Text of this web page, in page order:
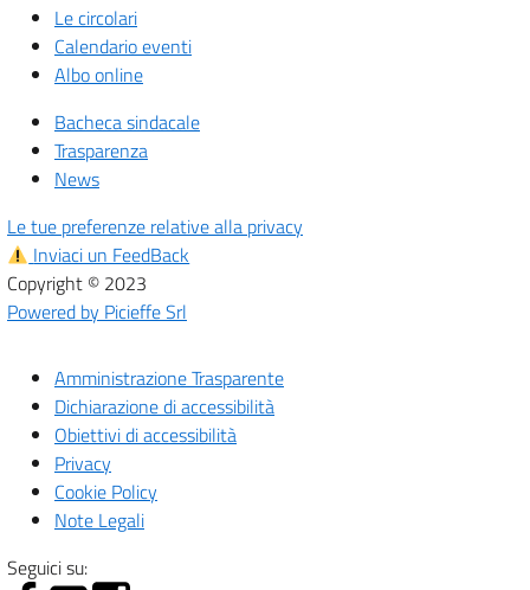
Le circolari
Calendario eventi
Albo online
Bacheca sindacale
Trasparenza
News
Le tue preferenze relative alla privacy
Inviaci un FeedBack
Copyright © 2023
Powered by Picieffe Srl
Amministrazione Trasparente
Dichiarazione di accessibilità
Obiettivi di accessibilità
Privacy
Cookie Policy
Note Legali
Seguici su: